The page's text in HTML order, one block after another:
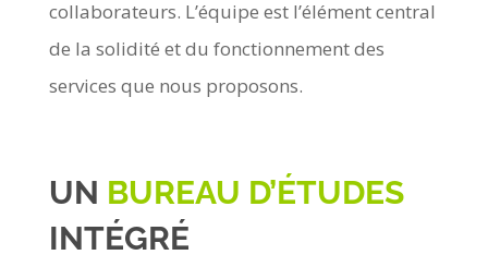
collaborateurs. L’équipe est l’élément central
de la solidité et du fonctionnement des
services que nous proposons.
UN BUREAU D’ÉTUDES
INTÉGRÉ